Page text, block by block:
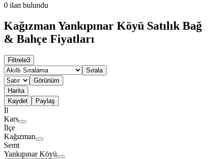
0 ilan bulundu
Kağızman Yankıpınar Köyü Satılık Bağ
& Bahçe Fiyatları
Filtrele3
Sırala
Görünüm
Harita
Kaydet
Paylaş
İl
Kars
İlçe
Kağızman
Semt
Yankıpınar Köyü